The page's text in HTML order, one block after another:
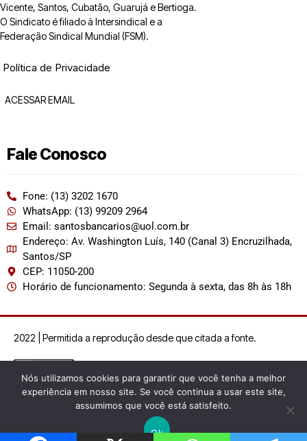
Vicente, Santos, Cubatão, Guarujá e Bertioga.
O Sindicato é filiado à Intersindical e a
Federação Sindical Mundial (FSM).
Política de Privacidade
ACESSAR EMAIL
Fale Conosco
Fone: (13) 3202 1670
WhatsApp: (13) 99209 2964
Email: santosbancarios@uol.com.br
Endereço: Av. Washington Luís, 140 (Canal 3) Encruzilhada,
Santos/SP
CEP: 11050-200
Horário de funcionamento: Segunda à sexta, das 8h às 18h
2022 | Permitida a reprodução desde que citada a fonte.
Nós utilizamos cookies para garantir que você tenha a melhor
experiência em nosso site. Se você continua a usar este site,
assumimos que você está satisfeito.
Ok